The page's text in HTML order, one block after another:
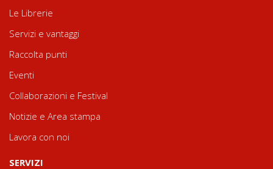
Le Librerie
Servizi e vantaggi
Raccolta punti
Eventi
Collaborazioni e Festival
Notizie e Area stampa
Lavora con noi
SERVIZI